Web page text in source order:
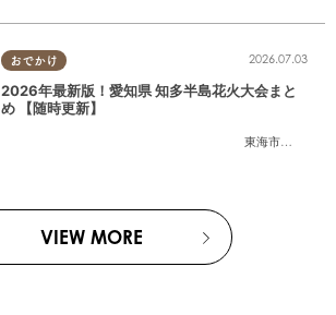
おでかけ
東海市
,大府市
2026.07.03
2026年最新版！愛知県 知多半島花火大会まと
め 【随時更新】
VIEW MORE